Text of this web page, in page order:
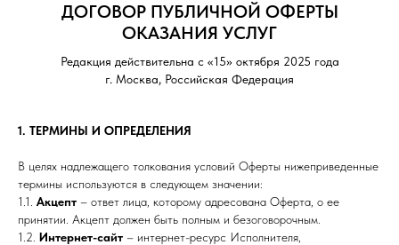
ДОГОВОР ПУБЛИЧНОЙ ОФЕРТЫ
ОКАЗАНИЯ УСЛУГ
Редакция действительна с «15» октября 2025 года
г. Москва, Российская Федерация
1. ТЕРМИНЫ И ОПРЕДЕЛЕНИЯ
В целях надлежащего толкования условий Оферты нижеприведенные
термины используются в следующем значении:
1.1. Акцепт – ответ лица, которому адресована Оферта, о ее
принятии. Акцепт должен быть полным и безоговорочным.
1.2. Интернет-сайт – интернет-ресурс Исполнителя,